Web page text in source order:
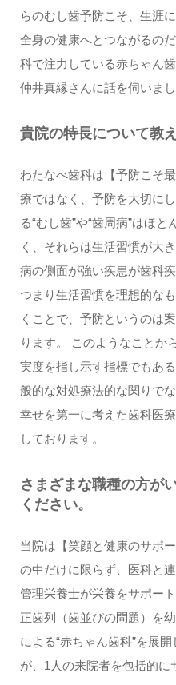
らのむし歯予防こそ、生涯
全身の健康へとつながるの
科で注力している赤ちゃん
仲井真縁さんに話を伺いまし
貴院の特長について教
わたなべ歯科は【予防こそ
療ではなく、予防を大切に
る“むし歯”や“歯周病”はほ
く、それらは生活習慣が大
病の側面が強い疾患が歯科
つまり生活習慣を理想的な
くことで、予防というのは
ります。 このようなことか
実度を指し示す指標でもあ
般的な対処療法的な関りで
幸せを第一に考えた歯科医
しております。
さまざまな職種の方が
ください。
当院は【笑顔と健康のサポ
の中だけに限らず、医科と連
管理栄養士が栄養をサポー
正歯列（歯並びの問題）を
による“赤ちゃん歯科”を展
が、1人の来院者を包括的